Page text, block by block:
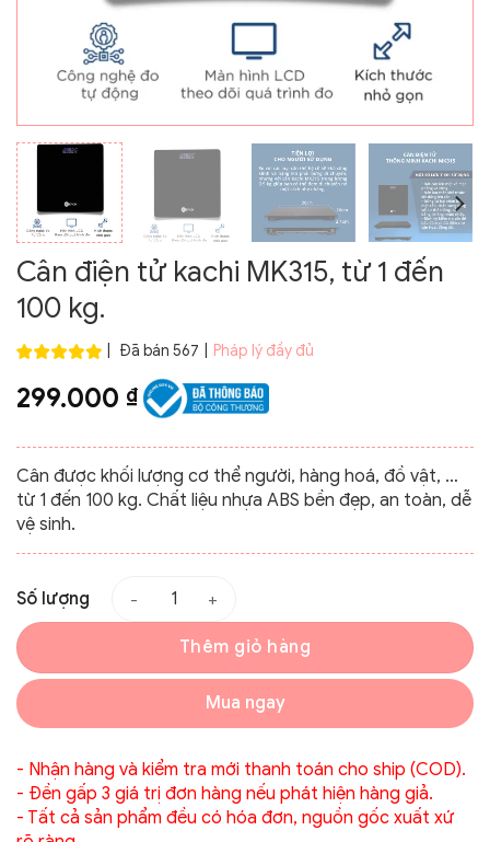
Cân điện tử kachi MK315, từ 1 đến
100 kg.
Đã bán 567 Pháp lý đầy đủ
299.000 ₫
Cân được khối lượng cơ thể người, hàng hoá, đồ vật, …
từ 1 đến 100 kg. Chất liệu nhựa ABS bền đẹp, an toàn, dễ
vệ sinh.
Số lượng
Thêm giỏ hàng
Mua ngay
- Nhận hàng và kiểm tra mới thanh toán cho ship (COD).
- Đền gấp 3 giá trị đơn hàng nếu phát hiện hàng giả.
- Tất cả sản phẩm đều có hóa đơn, nguồn gốc xuất xứ